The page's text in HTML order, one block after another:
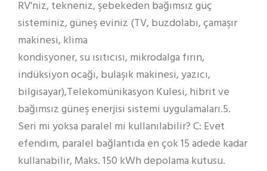
RV'niz, tekneniz, şebekeden bağımsız güç
sisteminiz, güneş eviniz (TV, buzdolabı, çamaşır
makinesi, klima
kondisyoner, su ısıtıcısı, mikrodalga fırın,
indüksiyon ocağı, bulaşık makinesi, yazıcı,
bilgisayar),Telekomünikasyon Kulesi, hibrit ve
bağımsız güneş enerjisi sistemi uygulamaları.5.
Seri mi yoksa paralel mi kullanılabilir? C: Evet
efendim, paralel bağlantıda en çok 15 adede kadar
kullanabilir, Maks. 150 kWh depolama kutusu.